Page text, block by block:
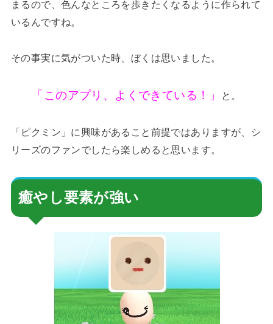
まるので、色んなところを歩きたくなるように作られて
いるんですね。
その事実に気がついた時、ぼくは思いました。
「このアプリ、よくできている！」 と。
「ピクミン」に興味があること前提ではありますが、シ
リーズのファンでしたら楽しめると思います。
癒やし要素が強い